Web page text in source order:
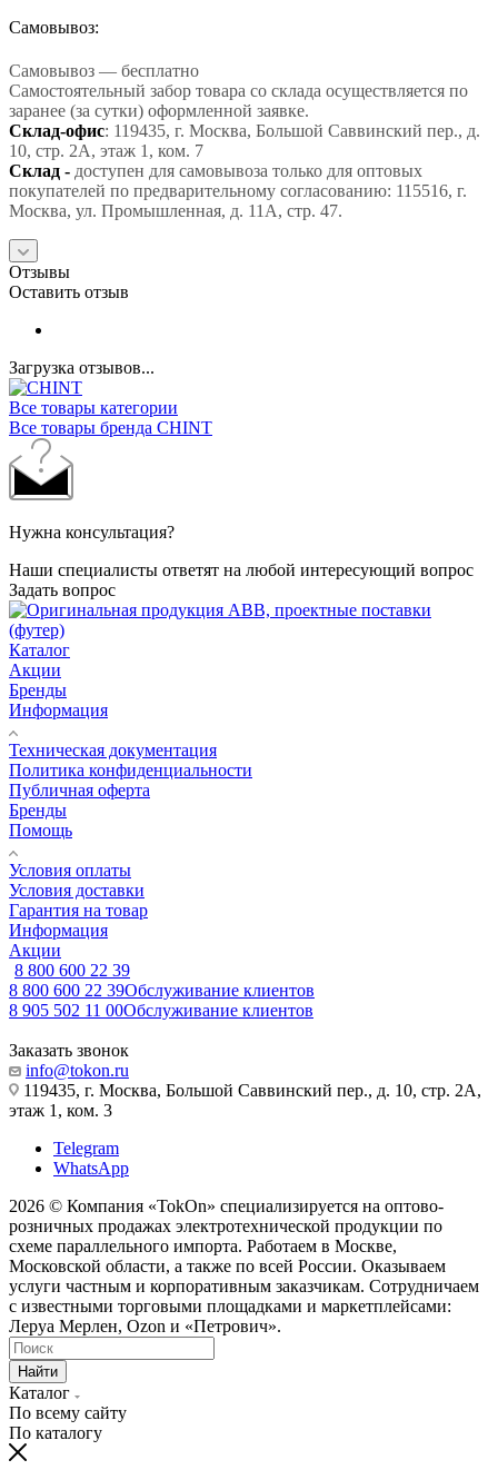
Самовывоз:
Самовывоз — бесплатно
Самостоятельный забор товара со склада осуществляется по
заранее (за сутки) оформленной заявке.
Склад-офис: 119435, г. Москва, Большой Саввинский пер., д.
10, стр. 2А, этаж 1, ком. 7
Склад - доступен для самовывоза только для оптовых
покупателей по предварительному согласованию: 115516, г.
Москва, ул. Промышленная, д. 11А, стр. 47.
Отзывы
Оставить отзыв
Загрузка отзывов...
Все товары категории
Все товары бренда CHINT
Нужна консультация?
Наши специалисты ответят на любой интересующий вопрос
Задать вопрос
Каталог
Акции
Бренды
Информация
Техническая документация
Политика конфиденциальности
Публичная оферта
Бренды
Помощь
Условия оплаты
Условия доставки
Гарантия на товар
Информация
Акции
8 800 600 22 39
8 800 600 22 39Обслуживание клиентов
8 905 502 11 00Обслуживание клиентов
Заказать звонок
info@tokon.ru
119435, г. Москва, Большой Саввинский пер., д. 10, стр. 2А,
этаж 1, ком. 3
Telegram
WhatsApp
2026 © Компания «TokOn» специализируется на оптово-
розничных продажах электротехнической продукции по
схеме параллельного импорта. Работаем в Москве,
Московской области, а также по всей России. Оказываем
услуги частным и корпоративным заказчикам. Сотрудничаем
с известными торговыми площадками и маркетплейсами:
Леруа Мерлен, Ozon и «Петрович».
Найти
Каталог
По всему сайту
По каталогу